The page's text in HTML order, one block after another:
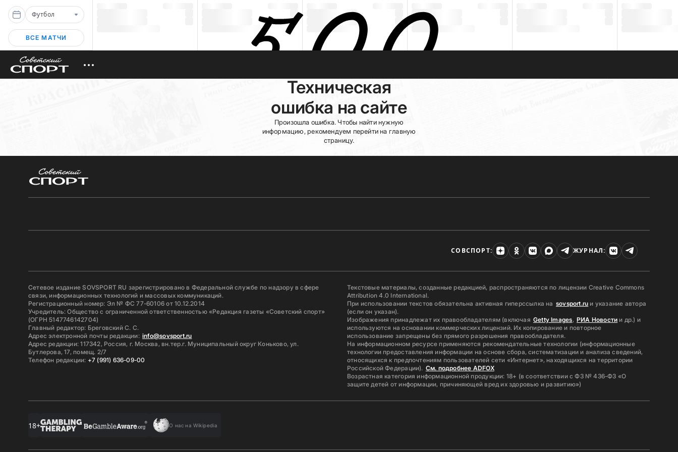
Футбол
ВСЕ МАТЧИ
Техническая
ошибка на сайте
Произошла ошибка. Чтобы найти нужную
информацию, рекомендуем перейти на главную
страницу.
СОВСПОРТ: ЖУРНАЛ:
Сетевое издание SOVSPORT RU зарегистрировано в Федеральной службе по надзору в сфере
связи, информационных технологий и массовых коммуникаций.
Регистрационный номер: Эл № ФС 77-60106 от 10.12.2014
Учредитель: Общество с ограниченной ответственностью «Редакция газеты «Советский спорт»
(ОГРН 5147746142704)
Главный редактор: Бреговский С. С.
Адрес электронной почты редакции: info@sovsport.ru
Адрес редакции: 117342, Россия, г. Москва, вн.тер.г. Муниципальный округ Коньково, ул.
Бутлерова, 17, помещ. 2/7
Телефон редакции: +7 (991) 636-09-00
Текстовые материалы, созданные редакцией, распространяются по лицензии Creative Commons
Attribution 4.0 International.
При использовании текстов обязательна активная гиперссылка на sovsport.ru и указание автора
(если он указан).
Изображения принадлежат их правообладателям (включая Getty Images, РИА Новости и др.) и
используются на основании коммерческих лицензий. Их копирование и повторное
использование запрещены без прямого разрешения правообладателя.
На информационном ресурсе применяются рекомендательные технологии (информационные
технологии предоставления информации на основе сбора, систематизации и анализа сведений,
относящихся к предпочтениям пользователей сети «Интернет», находящихся на территории
Российской Федерации). См. подробнее ADFOX
Возрастная категория информационной продукции: 18+ (в соответствии с ФЗ № 436-ФЗ «О
защите детей от информации, причиняющей вред их здоровью и развитию»)
18+ О нас на Wikipedia